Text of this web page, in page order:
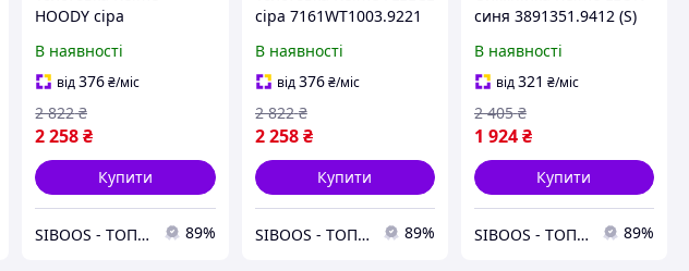
HOODY сіра
В наявності
від376₴/міс
2 258₴
2 822 ₴
Купити
SIBOOS - ТОПові товари за класними цінами :) 89%
сіра 7161WT1003.9221
В наявності
від376 ₴/міс
2 258 ₴
2 822 ₴
Купити
SIBOOS - ТОПові товари за класними цінами :) 89%
синя 3891351.9412 (S)
В наявності
від321 ₴/міс
1 924₴
2 405 ₴
Купити
SIBOOS - ТОПові товари за класними цінами :) 89%